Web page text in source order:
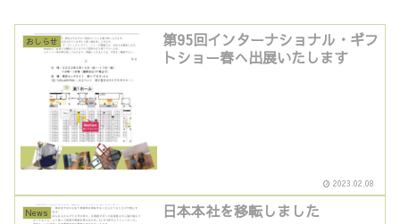
おしらせ
第95回インターナショナル・ギフ
トショー春へ出展いたします
2023.02.08
News 日本本社を移転しました